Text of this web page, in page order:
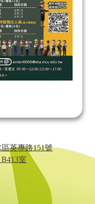
英專路151號
室